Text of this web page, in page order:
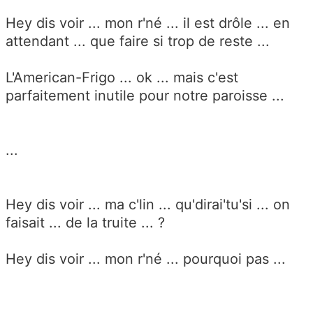
Hey dis voir ... mon r'né ... il est drôle ... en
attendant ... que faire si trop de reste ...
L'American-Frigo ... ok ... mais c'est
parfaitement inutile pour notre paroisse ...
...
Hey dis voir ... ma c'lin ... qu'dirai'tu'si ... on
faisait ... de la truite ... ?
Hey dis voir ... mon r'né ... pourquoi pas ...